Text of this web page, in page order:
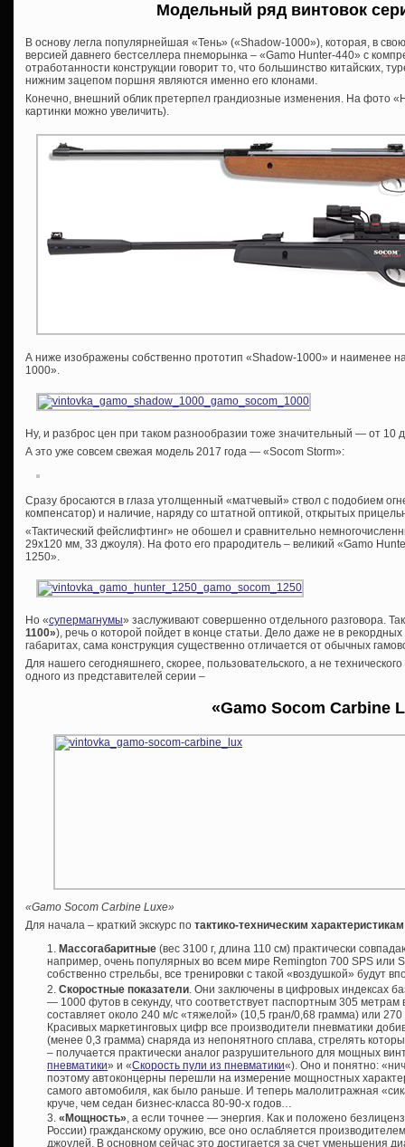
Модельный ряд винтовок
В основу легла популярнейшая «Тень» («Shadow-1000»), которая, в
версией давнего бестселлера пнеморынка – «Gamo Hunter-440» с
отработанности конструкции говорит то, что большинство китайских,
нижним зацепом поршня являются именно его клонами.
Конечно, внешний облик претерпел грандиозные изменения. На фото
картинки можно увеличить).
А ниже изображены собственно прототип «Shadow-1000» и наименее
1000».
Ну, и разброс цен при таком разнообразии тоже значительный — от 10
А это уже совсем свежая модель 2017 года — «Socom Storm»:
Сразу бросаются в глаза утолщенный «матчевый» ствол с подобием
компенсатор) и наличие, наряду со штатной оптикой, открытых
«Тактический фейслифтинг» не обошел и сравнительно
29х120 мм, 33 джоуля). На фото его прародитель – великий «Gamo
1250».
Но «супермагнумы» заслуживают совершенно отдельного разговора.
1100»), речь о которой пойдет в конце статьи. Дело даже не в
габаритах, сама конструкция существенно отличается от обычных
Для нашего сегодняшнего, скорее, пользовательского, а не
одного из представителей серии –
«Gamo Socom Carbine
«Gamo Socom Carbine Luxe»
Для начала – краткий экскурс по тактико-техническим характеристикам
Массогабаритные (вес 3100 г, длина 110 см) практически
например, очень популярных во всем мире Remington 700 SPS или
собственно стрельбы, все тренировки с такой «воздушкой» будут
Скоростные показатели . Они заключены в цифровых индексах
— 1000 футов в секунду, что соответствует паспортным 305 метрам
составляет около 240 м/с «тяжелой» (10,5 гран/0,68 грамма) или
Красивых маркетинговых цифр все производители пневматики
(менее 0,3 грамма) снаряда из непонятного сплава, стрелять
– получается практически аналог разрушительного для мощных
пневматики» и «Скорость пули из пневматики«). Оно и понятно:
поэтому автоконцерны перешли на измерение мощностных
самого автомобиля, как было раньше. И теперь малолитражная
круче, чем седан бизнес-класса 80-90-х годов…
«Мощность», а если точнее — энергия. Как и положено
России) гражданскому оружию, все оно ослабляется
джоулей. В основном сейчас это достигается за счет уменьшения